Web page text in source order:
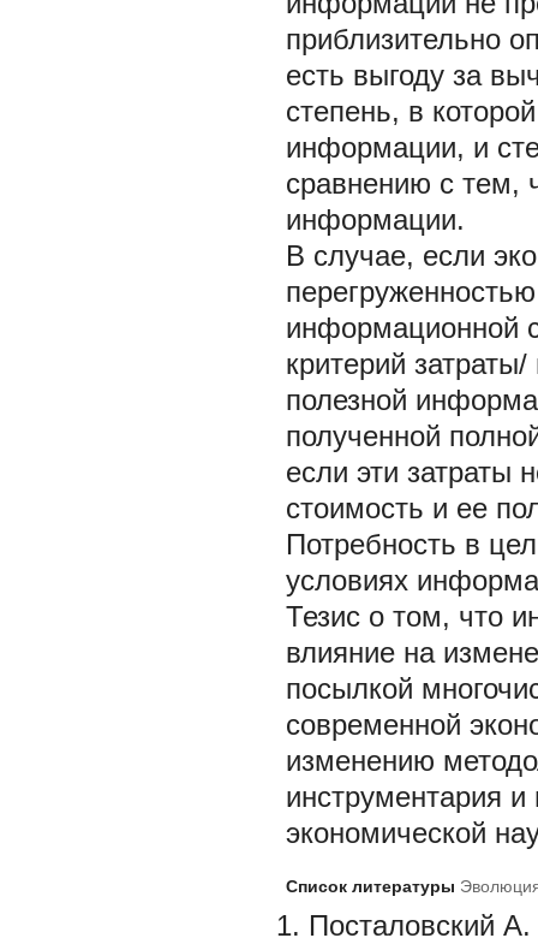
приблизительно
есть выгоду за
степень, в
информации, и
сравнению с тем,
информации.
В случае, если
информационной
критерий
полезной
полученной
если эти затраты
стоимость и ее
Потребность в
условиях
Тезис о том, что
влияние на
посылкой
современной
изменению
инструментария и
экономической
Список литературы
Посталовский